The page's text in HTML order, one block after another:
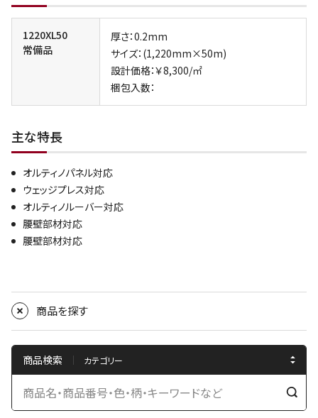
1220XL50
常備品
厚さ：0.2mm
サイズ：(1,220mm×50m)
設計価格：￥8,300/㎡
梱包入数：
主な特長
オルティノパネル対応
ウェッジプレス対応
オルティノルーバー対応
腰壁部材対応
腰壁部材対応
商品を探す
商品検索
検